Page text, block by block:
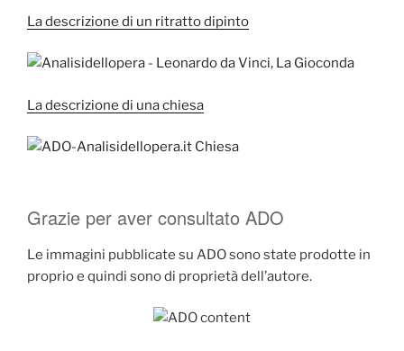
La descrizione di un ritratto dipinto
La descrizione di una chiesa
Grazie per aver consultato ADO
Le immagini pubblicate su ADO sono state prodotte in
proprio e quindi sono di proprietà dell’autore.